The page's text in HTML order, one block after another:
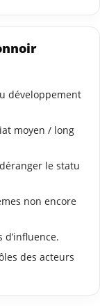
développement
moyen / long
le statu
non encore
des acteurs